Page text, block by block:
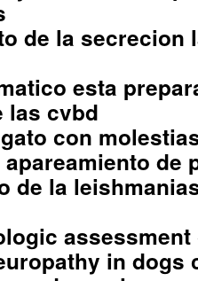
de la secrecion
esta
las cvbd
con
de
de la
assessment
in dogs